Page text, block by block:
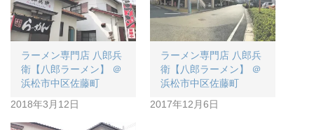
ラーメン専門店 八郎兵
衛【八郎ラーメン】 ＠
浜松市中区佐藤町
2018年3月12日
ラーメン専門店 八郎兵
衛【八郎ラーメン】 ＠
浜松市中区佐藤町
2017年12月6日